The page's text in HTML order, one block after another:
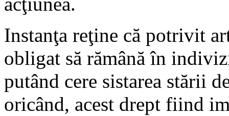
Instanţa reţine că potrivit
obligat să rămână în
putând cere sistarea stării
oricând, acest drept fiind